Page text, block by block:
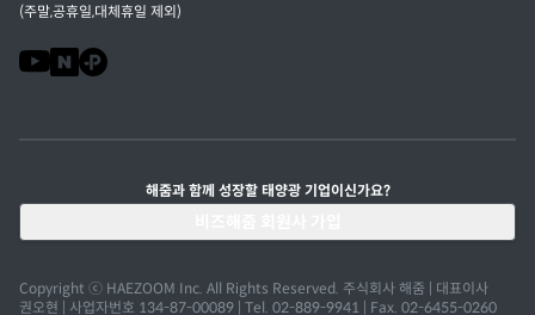
(주말,공휴일,대체휴일 제외)
Copyright ⓒ HAEZOOM Inc. All Rights Reserved. 주식회사 해줌 | 대표이사
권오현 | 사업자번호 134-87-00089 | Tel. 02-889-9941 | Fax. 02-6455-0260
해줌과 함께 성장할 태양광 기업이신가요?